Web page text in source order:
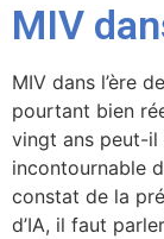
MIV
MIV dans l’ère
pourtant bien
vingt ans peut-il
incontournable
constat de la
d’IA, il faut